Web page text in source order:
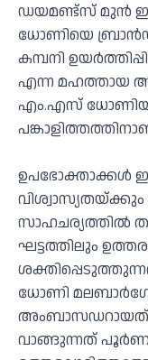
ഡയമണ്ട്‌സ് മുന്‍
ധോണിയെ
കമ്പനി
എന്ന മഹത്തായ
എം.എസ്
ഉപഭോക്താക്കള്‍
സാഹചര്യത്തില്‍
ഘട്ടത്തിലും
ധോണി
വാങ്ങുന്നത് പൂര്‍ണ